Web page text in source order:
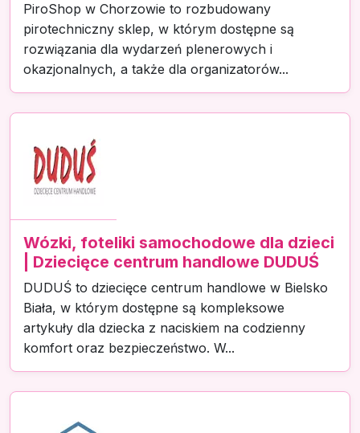
PiroShop w Chorzowie to rozbudowany
pirotechniczny sklep, w którym dostępne są
rozwiązania dla wydarzeń plenerowych i
okazjonalnych, a także dla organizatorów...
Wózki, foteliki samochodowe dla dzieci
| Dziecięce centrum handlowe DUDUŚ
DUDUŚ to dziecięce centrum handlowe w Bielsko
Biała, w którym dostępne są kompleksowe
artykuły dla dziecka z naciskiem na codzienny
komfort oraz bezpieczeństwo. W...